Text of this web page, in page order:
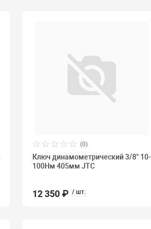
(0)
Ключ динамометрический 3/8" 10-
100Нм 405мм JTC
12 350 ₽ / шт.